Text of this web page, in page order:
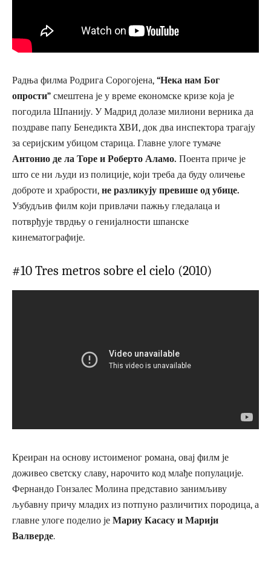
Радња филма Родрига Сорогојена, “Нека нам Бог
опрости” смештена је у време економске кризе која је
погодила Шпанију. У Мадрид долазе милиони верника да
поздраве папу Бенедикта XВИ, док два инспектора трагају
за серијским убицом старица. Главне улоге тумаче
Антонио де ла Торе и Роберто Аламо. Поента приче је
што се ни људи из полиције, који треба да буду оличење
доброте и храбрости, не разликују превише од убице.
Узбудљив филм који привлачи пажњу гледалаца и
потврђује тврдњу о генијалности шпанске
кинематографије.
#10 Tres metros sobre el cielo (2010)
Креиран на основу истоименог романа, овај филм је
доживео светску славу, нарочито код млађе популације.
Фернандо Гонзалес Молина представио занимљиву
љубавну причу младих из потпуно различитих породица, а
главне улоге поделио је Мариу Касасу и Марији
Валверде.